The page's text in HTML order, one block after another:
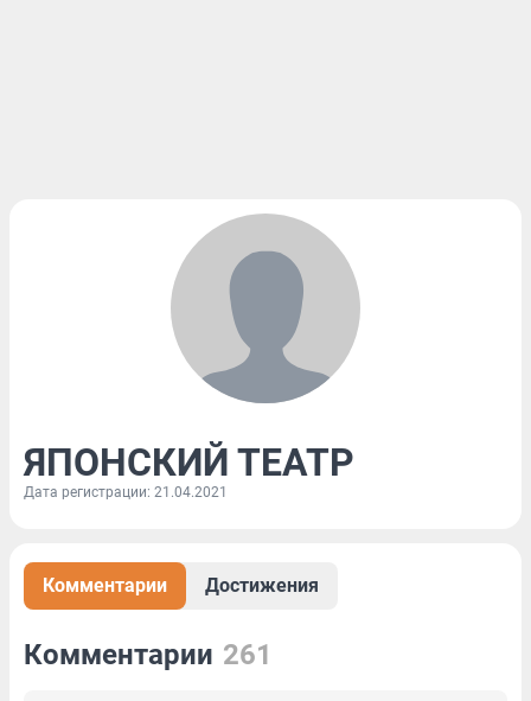
ЯПОНСКИЙ ТЕАТР
Дата регистрации: 21.04.2021
Комментарии Достижения
Комментарии 261